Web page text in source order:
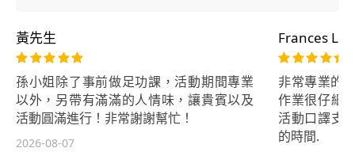
黃先生
孫小姐除了事前做足功課，活動期間專業
以外，另帶有滿滿的人情味，讓貴賓以及
活動圓滿進行！非常謝謝幫忙！
2026-08-07
Frances Liu
非常專業的
作業很仔細
活動口譯支
的時間.